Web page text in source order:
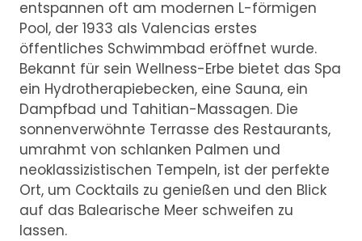
entspannen oft am modernen L-förmigen
Pool, der 1933 als Valencias erstes
öffentliches Schwimmbad eröffnet wurde.
Bekannt für sein Wellness-Erbe bietet das Spa
ein Hydrotherapiebecken, eine Sauna, ein
Dampfbad und Tahitian-Massagen. Die
sonnenverwöhnte Terrasse des Restaurants,
umrahmt von schlanken Palmen und
neoklassizistischen Tempeln, ist der perfekte
Ort, um Cocktails zu genießen und den Blick
auf das Balearische Meer schweifen zu
lassen.